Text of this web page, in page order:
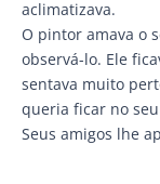
aclimatizava.
O pintor amava o
observá-lo. Ele
sentava muito
queria ficar no
Seus amigos lhe